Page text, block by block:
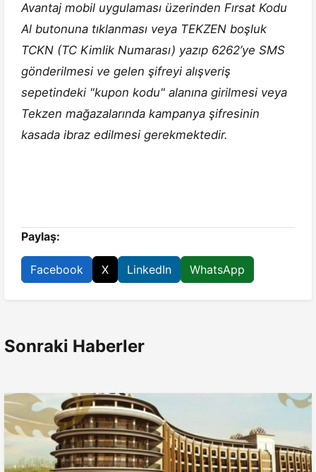
Avantaj mobil uygulaması üzerinden Fırsat Kodu
Al butonuna tıklanması veya TEKZEN boşluk
TCKN (TC Kimlik Numarası) yazıp 6262’ye SMS
gönderilmesi ve gelen şifreyi alışveriş
sepetindeki "kupon kodu" alanına girilmesi veya
Tekzen mağazalarında kampanya şifresinin
kasada ibraz edilmesi gerekmektedir.
Paylaş:
Facebook X LinkedIn WhatsApp
Sonraki Haberler